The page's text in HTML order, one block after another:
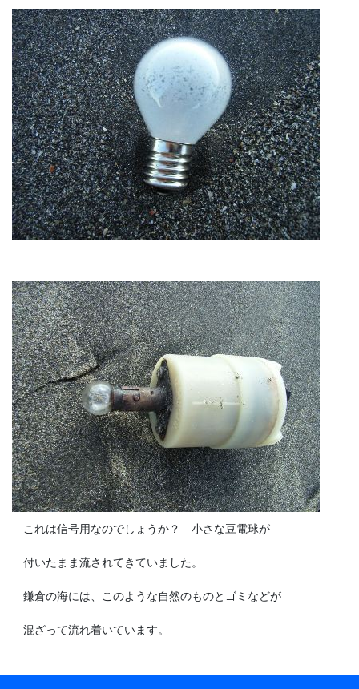
これは信号用なのでしょうか？ 小さな豆電球が
付いたまま流されてきていました。
鎌倉の海には、このような自然のものとゴミなどが
混ざって流れ着いています。